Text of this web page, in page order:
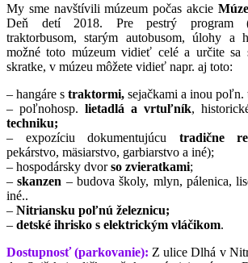
My sme navštívili múzeum počas akcie
Deň detí 2018. Pre pestrý program
traktorbusom, starým autobusom, úlohy a
možné toto múzeum vidieť celé a určite sa
skratke, v múzeu môžete vidieť napr. aj toto:
– hangáre s traktormi, sejačkami a inou poľn.
– poľnohosp. lietadlá a vrtuľník,
techniku;
– expozíciu dokumentujúcu tradične
pekárstvo, mäsiarstvo, garbiarstvo a iné);
– hospodársky dvorso zvieratkami;
–skanzen – budova školy, mlyn, pálenica,
iné..
– Nitriansku poľnú železnicu;
– detské ihrisko s elektrickým vláčikom.
Dostupnosť (parkovanie): Z ulice Dlhá v